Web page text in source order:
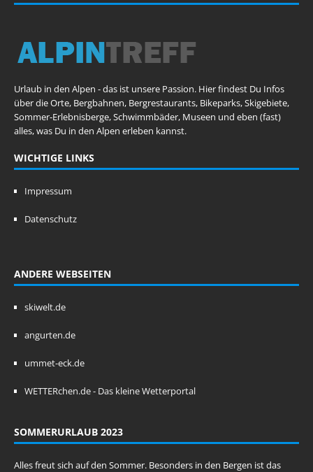
Urlaub in den Alpen - das ist unsere Passion. Hier findest Du Infos
über die Orte, Bergbahnen, Bergrestaurants, Bikeparks, Skigebiete,
Sommer-Erlebnisberge, Schwimmbäder, Museen und eben (fast)
alles, was Du in den Alpen erleben kannst.
WICHTIGE LINKS
Impressum
Datenschutz
ANDERE WEBSEITEN
skiwelt.de
angurten.de
ummet-eck.de
WETTERchen.de - Das kleine Wetterportal
SOMMERURLAUB 2023
Alles freut sich auf den Sommer. Besonders in den Bergen ist das